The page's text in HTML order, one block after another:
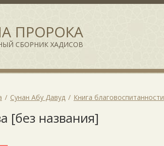
ПРОРОКА
СБОРНИК ХАДИСОВ
Сунан Абу Давуд Книга благовоспитанности
[без названия]